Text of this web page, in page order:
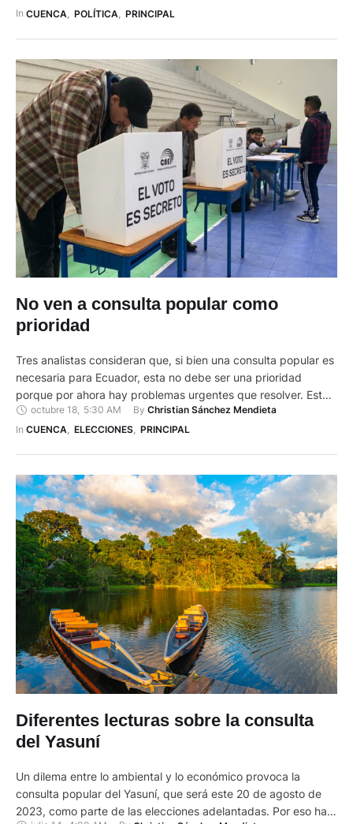
dice: ¿Está usted de acuerdo con que se tipifique el delito de
In CUENCA POLÍTICA PRINCIPAL
No ven a consulta popular como
prioridad
Tres analistas consideran que, si bien una consulta popular es
necesaria para Ecuador, esta no debe ser una prioridad
porque por ahora hay problemas urgentes que resolver. Esto
apropósito del ofrecimiento que hizo en campaña Daniel
Noboa, nuevo presidente del Ecuador. Él se comprometió a
octubre 18 5:30 AM By Christian Sánchez Mendieta
In CUENCA, ELECCIONES, PRINCIPAL
Diferentes lecturas sobre la consulta
del Yasuní
Un dilema entre lo ambiental y lo económico provoca la
consulta popular del Yasuní, que será este 20 de agosto de
2023, como parte de las elecciones adelantadas. Por eso hay